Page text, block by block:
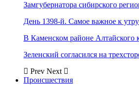
Замгубернатора сибирского
День 1398-й. Самое важное к
В Каменском районе Алтайского
Зеленский согласился на
Prev Next
Происшествия